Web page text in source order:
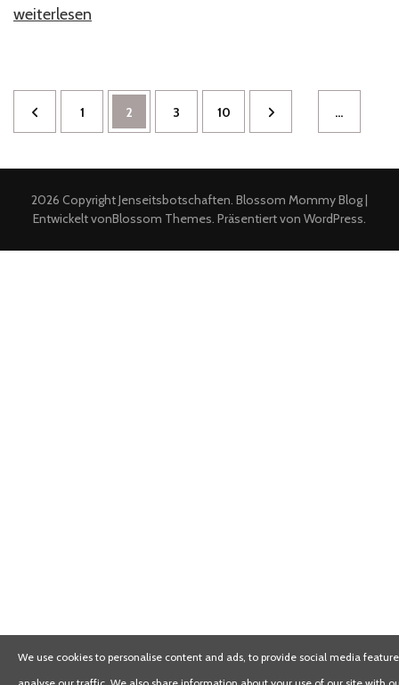
„Die
weiterlesen
Seitennummerierung
der
Seite
1 Seite
2 Seite
3 …
Seite
10
2026 CopyrightJenseitsbotschaften. Blossom Mommy Blog |
Entwickelt vonBlossom Themes. Präsentiert von WordPress.
We use cookies to personalise content and ads, to provide social media